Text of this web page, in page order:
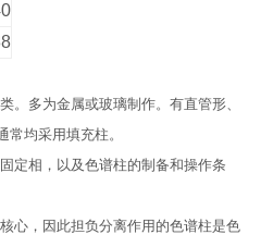
。多为金属或玻璃制作。有直管形、
常均采用填充柱。
定相，以及色谱柱的制备和操作条
心，因此担负分离作用的色谱柱是色